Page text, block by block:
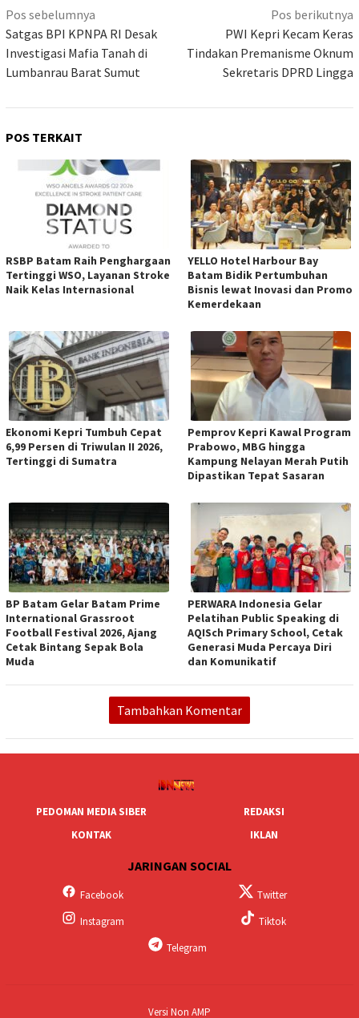
Navigasi
pos
Pos sebelumnya
Satgas BPI KPNPA RI Desak
Investigasi Mafia Tanah di
Lumbanrau Barat Sumut
Pos berikutnya
PWI Kepri Kecam Keras
Tindakan Premanisme Oknum
Sekretaris DPRD Lingga
POS TERKAIT
RSBP Batam Raih Penghargaan
Tertinggi WSO, Layanan Stroke
Naik Kelas Internasional
YELLO Hotel Harbour Bay
Batam Bidik Pertumbuhan
Bisnis lewat Inovasi dan Promo
Kemerdekaan
Ekonomi Kepri Tumbuh Cepat
6,99 Persen di Triwulan II 2026,
Tertinggi di Sumatra
Pemprov Kepri Kawal Program
Prabowo, MBG hingga
Kampung Nelayan Merah Putih
Dipastikan Tepat Sasaran
BP Batam Gelar Batam Prime
International Grassroot
Football Festival 2026, Ajang
Cetak Bintang Sepak Bola
Muda
PERWARA Indonesia Gelar
Pelatihan Public Speaking di
AQISch Primary School, Cetak
Generasi Muda Percaya Diri
dan Komunikatif
Tambahkan Komentar
PEDOMAN MEDIA SIBER
REDAKSI
KONTAK
IKLAN
JARINGAN SOCIAL
Facebook
Twitter
Instagram
Tiktok
Telegram
Versi Non AMP